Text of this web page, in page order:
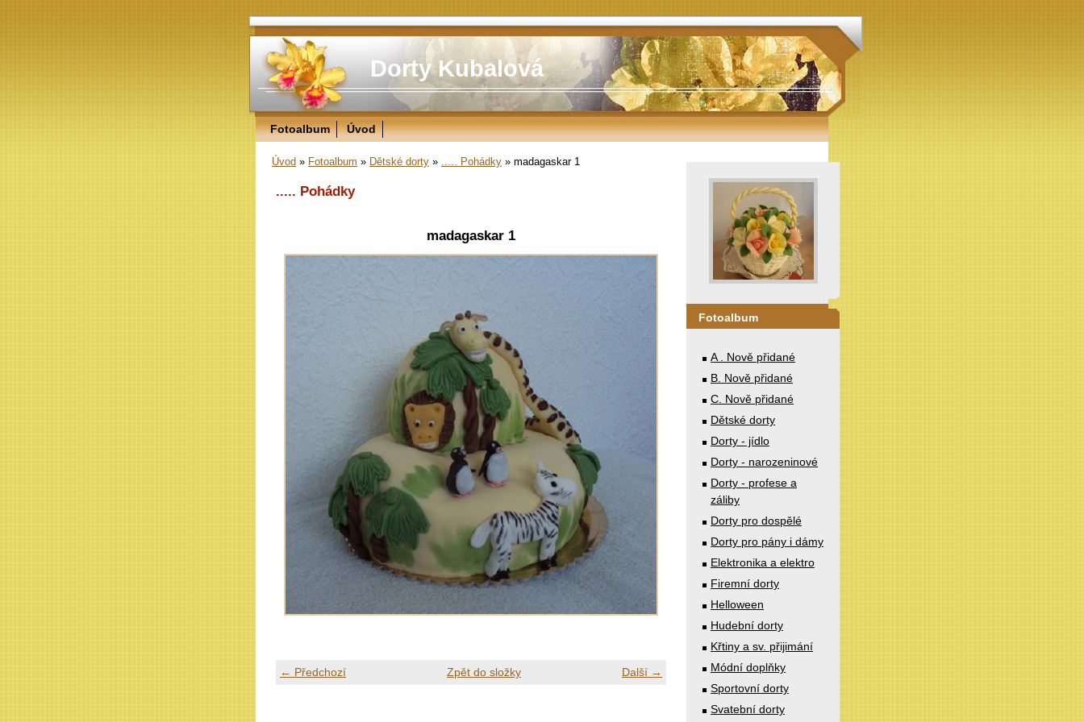
Dorty Kubalová
Fotoalbum Úvod
Úvod » Fotoalbum » Dětské dorty » ..... Pohádky » madagaskar 1
..... Pohádky
madagaskar 1
← Předchozí Další →
Zpět do složky
Fotoalbum
A . Nově přidané
B. Nově přidané
C. Nově přidané
Dětské dorty
Dorty - jídlo
Dorty - narozeninové
Dorty - profese a
záliby
Dorty pro dospělé
Dorty pro pány i dámy
Elektronika a elektro
Firemní dorty
Helloween
Hudební dorty
Křtiny a sv. přijimání
Módní doplňky
Sportovní dorty
Svatební dorty